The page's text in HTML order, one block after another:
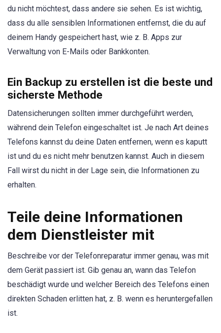
du nicht möchtest, dass andere sie sehen. Es ist wichtig,
dass du alle sensiblen Informationen entfernst, die du auf
deinem Handy gespeichert hast, wie z. B. Apps zur
Verwaltung von E-Mails oder Bankkonten.
Ein Backup zu erstellen ist die beste und
sicherste Methode
Datensicherungen sollten immer durchgeführt werden,
während dein Telefon eingeschaltet ist. Je nach Art deines
Telefons kannst du deine Daten entfernen, wenn es kaputt
ist und du es nicht mehr benutzen kannst. Auch in diesem
Fall wirst du nicht in der Lage sein, die Informationen zu
erhalten.
Teile deine Informationen
dem Dienstleister mit
Beschreibe vor der Telefonreparatur immer genau, was mit
dem Gerät passiert ist. Gib genau an, wann das Telefon
beschädigt wurde und welcher Bereich des Telefons einen
direkten Schaden erlitten hat, z. B. wenn es heruntergefallen
ist.